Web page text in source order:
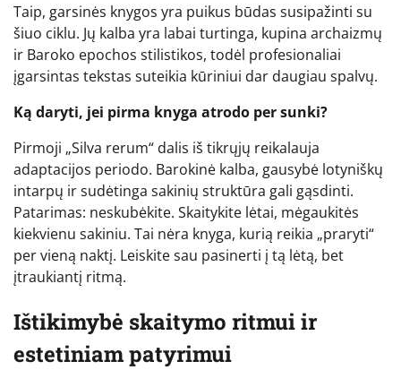
Taip, garsinės knygos yra puikus būdas susipažinti su
šiuo ciklu. Jų kalba yra labai turtinga, kupina archaizmų
ir Baroko epochos stilistikos, todėl profesionaliai
įgarsintas tekstas suteikia kūriniui dar daugiau spalvų.
Ką daryti, jei pirma knyga atrodo per sunki?
Pirmoji „Silva rerum“ dalis iš tikrųjų reikalauja
adaptacijos periodo. Barokinė kalba, gausybė lotyniškų
intarpų ir sudėtinga sakinių struktūra gali gąsdinti.
Patarimas: neskubėkite. Skaitykite lėtai, mėgaukitės
kiekvienu sakiniu. Tai nėra knyga, kurią reikia „praryti“
per vieną naktį. Leiskite sau pasinerti į tą lėtą, bet
įtraukiantį ritmą.
Ištikimybė skaitymo ritmui ir
estetiniam patyrimui